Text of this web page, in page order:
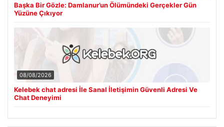
Başka Bir Gözle: Damlanur’un Ölümündeki Gerçekler Gün
Yüzüne Çıkıyor
08/08/2026
Kelebek chat adresi İle Sanal İletişimin Güvenli Adresi Ve
Chat Deneyimi